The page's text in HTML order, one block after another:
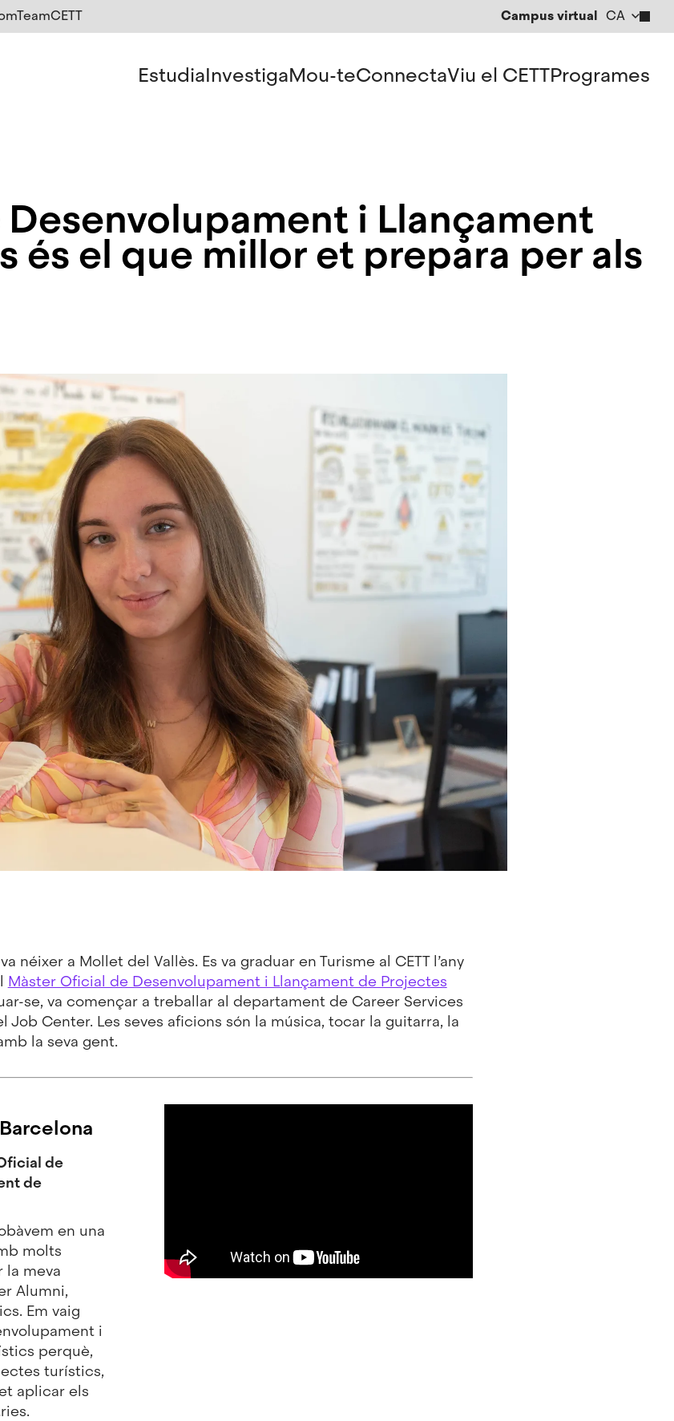
Campus virtual CA
EN
EstudiaInvestigaMou-teConnectaViu el CETTProgrames
i Llançament
és el que millor et prepara per als
néixer a Mollet del Vallès. Es va graduar en Turisme al CETT l’any
Màster Oficial de Desenvolupament i Llançament de Projectes
se, va començar a treballar al departament de Career Services
Job Center. Les seves aficions són la música, tocar la guitarra, la
la seva gent.
de
de
en una
molts
la meva
Alumni,
Em vaig
i
perquè,
turístics,
aplicar els